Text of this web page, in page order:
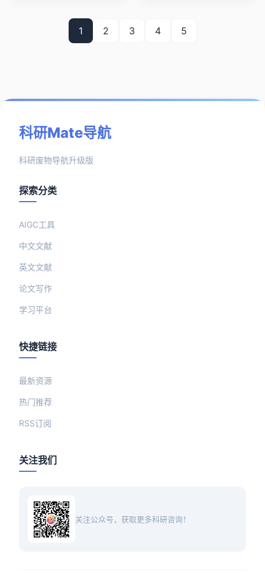
1 2 3 4 5
科研Mate导航
科研废物导航升级版
探索分类
AIGC工具
中文文献
英文文献
论文写作
学习平台
快捷链接
最新资源
热门推荐
RSS订阅
关注我们
关注公众号，获取更多科研咨询！